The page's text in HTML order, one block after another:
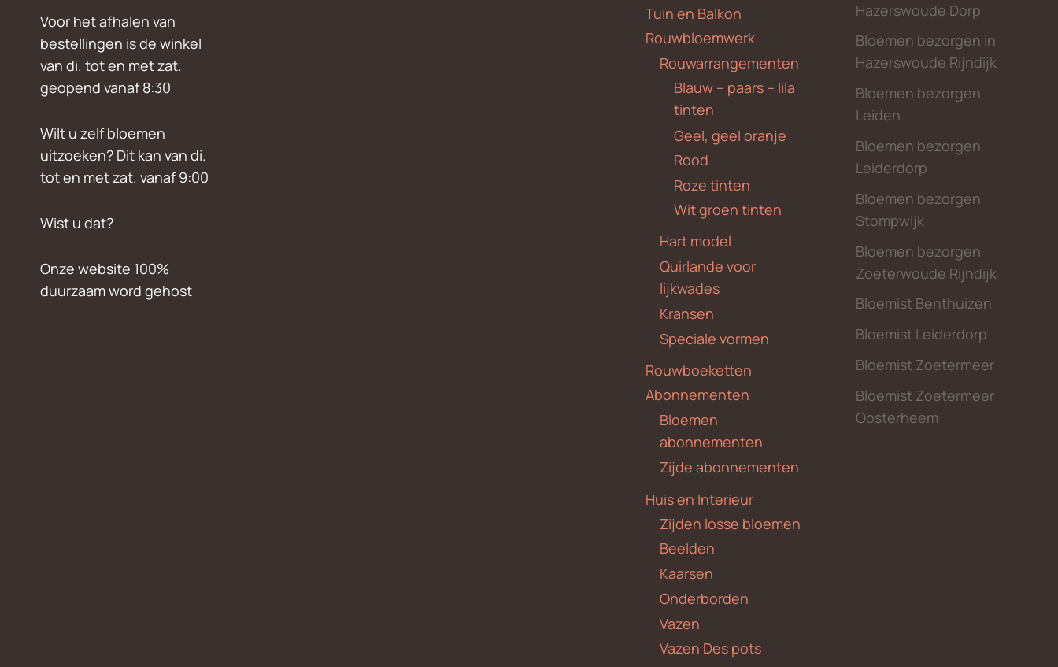
Voor het afhalen van
bestellingen is de winkel
van di. tot en met zat.
geopend vanaf 8:30
Wilt u zelf bloemen
uitzoeken? Dit kan van di.
tot en met zat. vanaf 9:00
Wist u dat?
Onze website 100%
duurzaam word gehost
Tuin en Balkon
Rouwbloemwerk
Rouwarrangementen
Blauw – paars – lila
tinten
Geel, geel oranje
Rood
Roze tinten
Wit groen tinten
Hart model
Quirlande voor
lijkwades
Kransen
Speciale vormen
Rouwboeketten
Abonnementen
Bloemen
abonnementen
Zijde abonnementen
Huis en Interieur
Zijden losse bloemen
Beelden
Kaarsen
Onderborden
Vazen
Vazen Des pots
Hazerswoude Dorp
Bloemen bezorgen in
Hazerswoude Rijndijk
Bloemen bezorgen
Leiden
Bloemen bezorgen
Leiderdorp
Bloemen bezorgen
Stompwijk
Bloemen bezorgen
Zoeterwoude Rijndijk
Bloemist Benthuizen
Bloemist Leiderdorp
Bloemist Zoetermeer
Bloemist Zoetermeer
Oosterheem